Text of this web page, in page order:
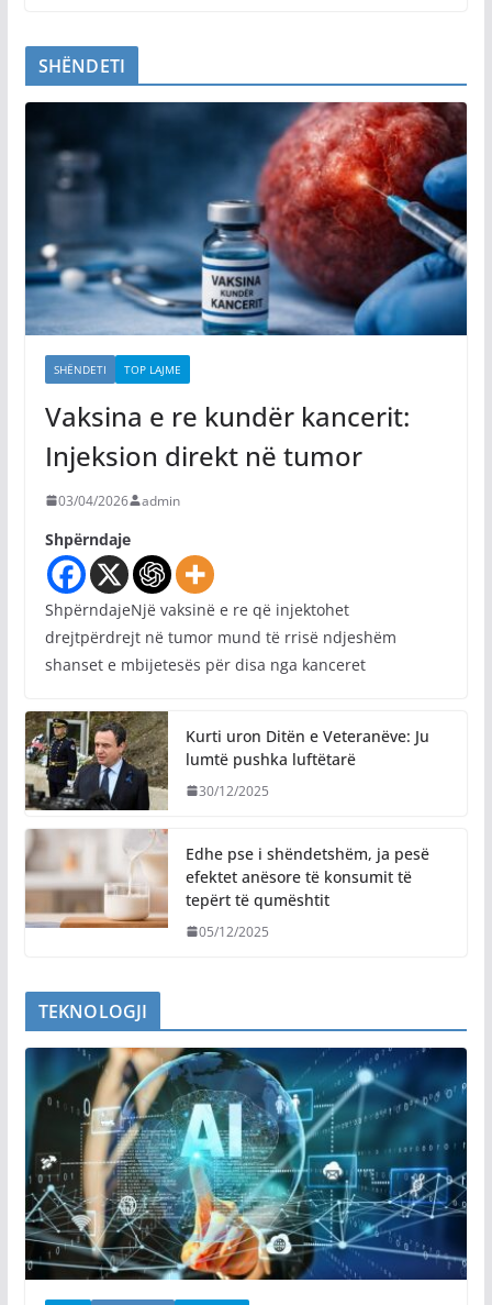
SHËNDETI
SHËNDETI TOP LAJME
Vaksina e re kundër kancerit:
Injeksion direkt në tumor
03/04/2026 admin
Shpërndaje
ShpërndajeNjë vaksinë e re që injektohet
drejtpërdrejt në tumor mund të rrisë ndjeshëm
shanset e mbijetesës për disa nga kanceret
Kurti uron Ditën e Veteranëve: Ju
lumtë pushka luftëtarë
30/12/2025
Edhe pse i shëndetshëm, ja pesë
efektet anësore të konsumit të
tepërt të qumështit
05/12/2025
TEKNOLOGJI